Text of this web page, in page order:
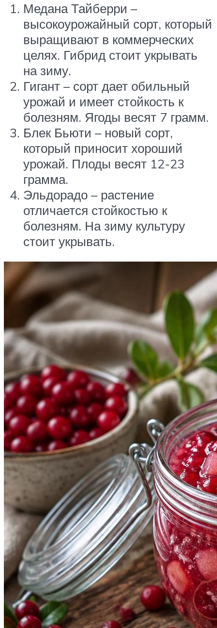
Медана Тайберри –
высокоурожайный сорт, который
выращивают в коммерческих
целях. Гибрид стоит укрывать
на зиму.
Гигант – сорт дает обильный
урожай и имеет стойкость к
болезням. Ягоды весят 7 грамм.
Блек Бьюти – новый сорт,
который приносит хороший
урожай. Плоды весят 12-23
грамма.
Эльдорадо – растение
отличается стойкостью к
болезням. На зиму культуру
стоит укрывать.